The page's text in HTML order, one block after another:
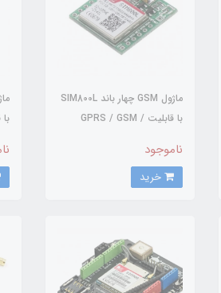
ماژول GSM چهار باند SIM800L
با قابلیت GPRS / GSM /
ناموجود